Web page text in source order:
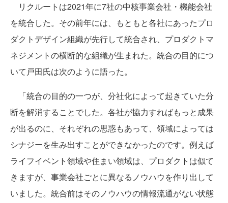
リクルートは2021年に7社の中核事業会社・機能会社
を統合した。その前年には、もともと各社にあったプロ
ダクトデザイン組織が先行して統合され、プロダクトマ
ネジメントの横断的な組織が生まれた。統合の目的につ
いて戸田氏は次のように語った。
「統合の目的の一つが、分社化によって起きていた分
断を解消することでした。各社が協力すればもっと成果
が出るのに、それぞれの思惑もあって、領域によっては
シナジーを生み出すことができなかったのです。例えば
ライフイベント領域や住まい領域は、プロダクトは似て
きますが、事業会社ごとに異なるノウハウを作り出して
いました。統合前はそのノウハウの情報流通がない状態